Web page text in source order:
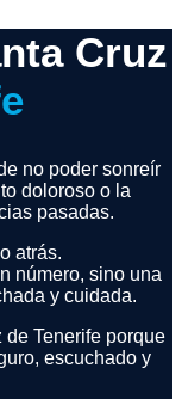
Cruz
no poder sonreír
doloroso o la
pasadas.
atrás.
número, sino una
y cuidada.
Tenerife porque
escuchado y